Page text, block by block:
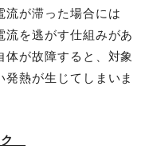
流が滞った場合には
流を逃がす仕組みがあ
体が故障すると、対象
熱が生じてしまいま
ク